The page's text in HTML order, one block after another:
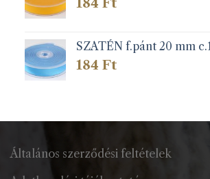
SZATÉN f.pánt 20 mm
184 Ft
Általános szerződési feltételek